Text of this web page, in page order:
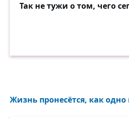
Так не тужи о том, чего
Жизнь пронесётся, как